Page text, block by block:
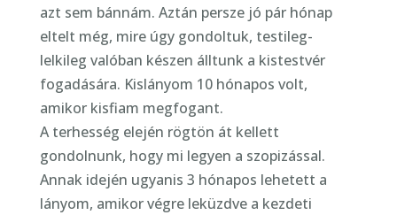
azt sem bánnám. Aztán persze jó pár hónap
eltelt még, mire úgy gondoltuk, testileg-
lelkileg valóban készen álltunk a kistestvér
fogadására. Kislányom 10 hónapos volt,
amikor kisfiam megfogant.
A terhesség elején rögtön át kellett
gondolnunk, hogy mi legyen a szopizással.
Annak idején ugyanis 3 hónapos lehetett a
lányom, amikor végre leküzdve a kezdeti